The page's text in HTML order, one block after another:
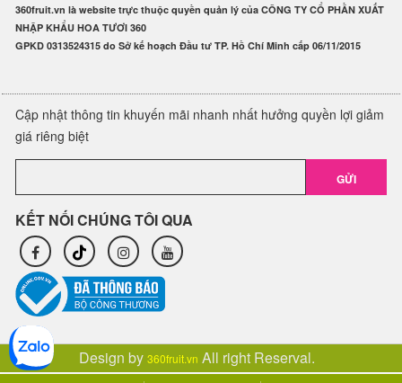
360fruit.vn là website trực thuộc quyền quản lý của CÔNG TY CỔ PHẦN XUẤT
NHẬP KHẨU HOA TƯƠI 360
GPKD 0313524315 do Sở kế hoạch Đầu tư TP. Hồ Chí Minh cấp 06/11/2015
Cập nhật thông tin khuyến mãi nhanh nhất hưởng quyền lợi giảm
giá riêng biệt
GỬI
KẾT NỐI CHÚNG TÔI QUA
Design by 360fruit.vn All right Reserval.